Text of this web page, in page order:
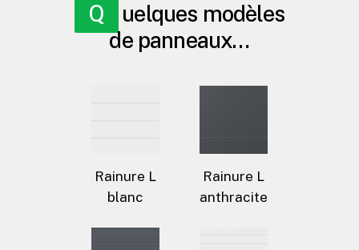
Quelques modèles
de panneaux…
Rainure L
blanc
Rainure L
anthracite